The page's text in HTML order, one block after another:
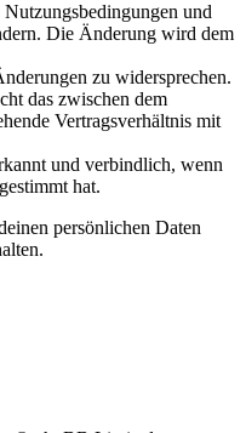
und
Die Änderung wird dem
zu widersprechen.
das zwischen dem
Vertragsverhältnis mit
und verbindlich, wenn
hat.
persönlichen Daten